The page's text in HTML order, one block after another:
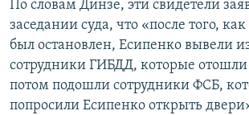
По словам Динзе, эти свидетели
заседании суда, что «после того,
был остановлен, Есипенко вывели
сотрудники ГИБДД, которые отошли
потом подошли сотрудники ФСБ,
попросили Есипенко открыть